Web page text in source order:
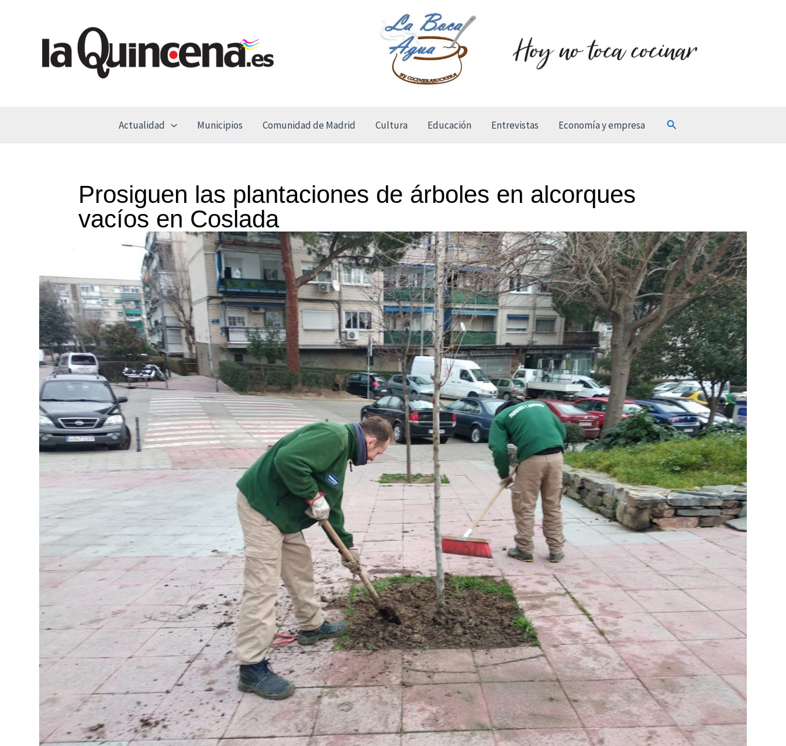
contenido
Actualidad Municipios Comunidad de Madrid Cultura Educación Entrevistas Economía y empresa Buscar
Prosiguen las plantaciones de árboles en alcorques
vacíos en Coslada